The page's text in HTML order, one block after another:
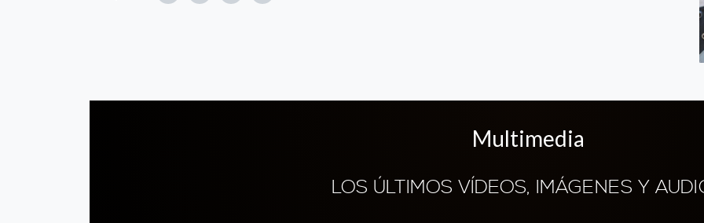
Multimedia
LOS ÚLTIMOS VÍDEOS, IMÁGENES Y